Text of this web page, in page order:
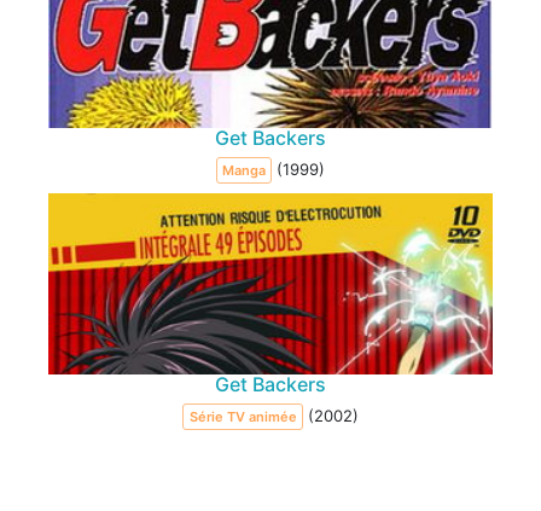
Get Backers
Manga (1999)
Get Backers
Série TV animée (2002)